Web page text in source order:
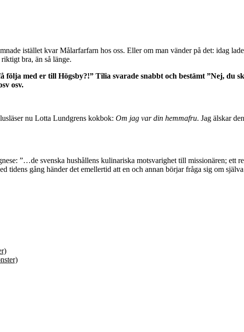
istället kvar Målarfarfarn hos oss. Eller om man vänder på det: idag
bra, än så länge.
med er till Högsby?!” Tilia svarade snabbt och bestämt ”Nej, du
osv.
nu Lotta Lundgrens kokbok: Om jag var din hemmafru. Jag älskar
”…de svenska hushållens kulinariska motsvarighet till missionären; ett
tidens gång händer det emellertid att en och annan börjar fråga sig om